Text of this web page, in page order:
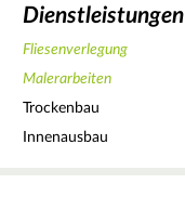
Dienstleistungen
Fliesenverlegung
Malerarbeiten
Trockenbau
Innenausbau